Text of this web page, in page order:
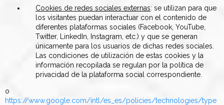
Cookies de redes sociales externas: se utilizan para que
los visitantes puedan interactuar con el contenido de
diferentes plataformas sociales (Facebook, YouTube,
Twitter, LinkedIn, Instagram, etc.) y que se generan
únicamente para los usuarios de dichas redes sociales.
Las condiciones de utilización de estas cookies y la
información recopilada se regulan por la política de
privacidad de la plataforma social correspondiente.
o
https://www.google.com/intl/es_es/policies/technologies/type